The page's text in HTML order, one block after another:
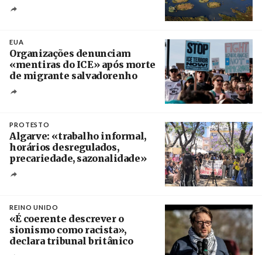
EUA
Organizações denunciam
«mentiras do ICE» após morte
de migrante salvadorenho
PROTESTO
Algarve: «trabalho informal,
horários desregulados,
precariedade, sazonalidade»
REINO UNIDO
«É coerente descrever o
sionismo como racista»,
declara tribunal britânico